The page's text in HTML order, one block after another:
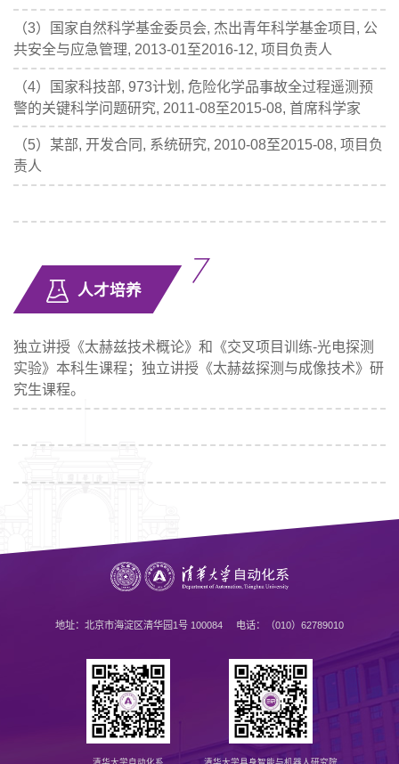
（3）国家自然科学基金委员会, 杰出青年科学基金项目, 公
共安全与应急管理, 2013-01至2016-12, 项目负责人
（4）国家科技部, 973计划, 危险化学品事故全过程遥测预
警的关键科学问题研究, 2011-08至2015-08, 首席科学家
（5）某部, 开发合同, 系统研究, 2010-08至2015-08, 项目负
责人
人才培养
独立讲授《太赫兹技术概论》和《交叉项目训练-光电探测
实验》本科生课程；独立讲授《太赫兹探测与成像技术》研
究生课程。
地址：北京市海淀区清华园1号 100084 电话：（010）62789010
清华大学自动化系 清华大学具身智能与机器人研究院